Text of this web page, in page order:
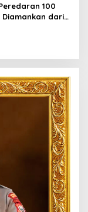
100
Diamankan dari